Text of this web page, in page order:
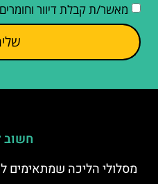
מאשר/ת קבלת דיוור
חשוב
מסלולי הליכה שמתאימים